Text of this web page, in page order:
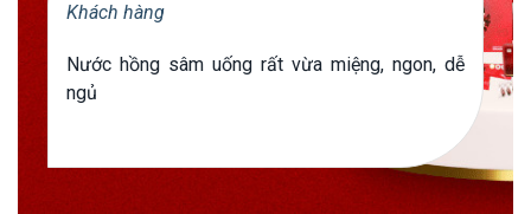
Khách hàng
Nước hồng sâm uống rất vừa miệng, ngon, dễ
ngủ